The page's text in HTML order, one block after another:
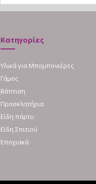
Κατηγορίες
Υλικά για Μπομπονιέρες
Γάμος
Βάπτιση
Προσκλητήρια
Είδη πάρτυ
Είδη Σπιτιού
Εποχιακά